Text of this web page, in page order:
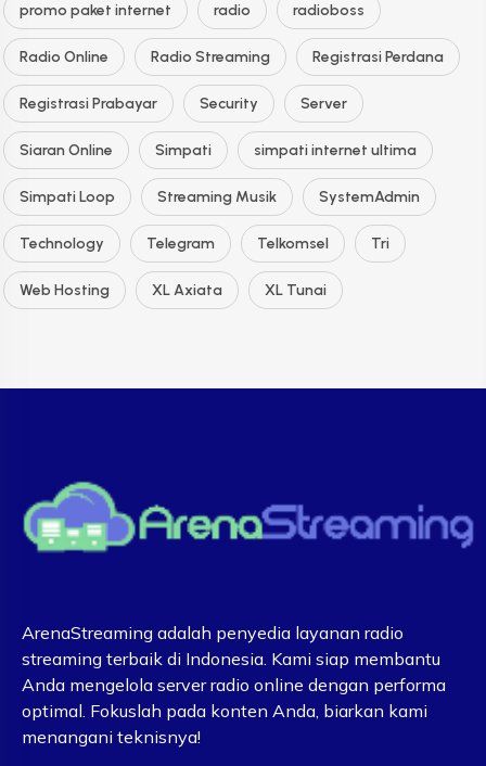
promo paket internet radio radioboss
Radio Online Radio Streaming Registrasi Perdana
Registrasi Prabayar Security Server
Siaran Online Simpati simpati internet ultima
Simpati Loop Streaming Musik SystemAdmin
Technology Telegram Telkomsel Tri
Web Hosting XL Axiata XL Tunai
ArenaStreaming adalah penyedia layanan radio
streaming terbaik di Indonesia. Kami siap membantu
Anda mengelola server radio online dengan performa
optimal. Fokuslah pada konten Anda, biarkan kami
menangani teknisnya!